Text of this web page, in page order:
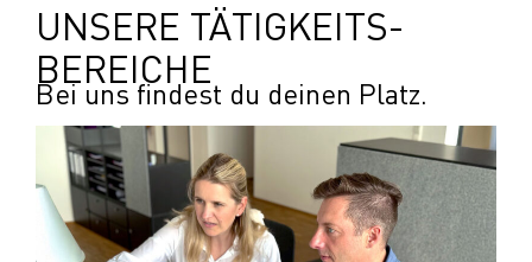
UNSERE TÄTIGKEITS­
BEREICHE
Bei uns findest du deinen Platz.